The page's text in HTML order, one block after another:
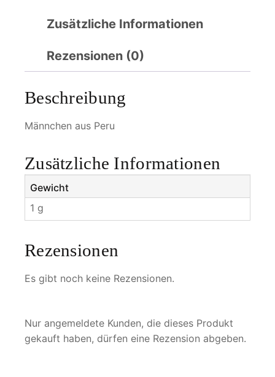
u
M
n
e
Zusätzliche Informationen
Rezensionen (0)
Beschreibung
Männchen aus Peru
Zusätzliche Informationen
Gewicht
1 g
Rezensionen
Es gibt noch keine Rezensionen.
Nur angemeldete Kunden, die dieses Produkt
gekauft haben, dürfen eine Rezension abgeben.